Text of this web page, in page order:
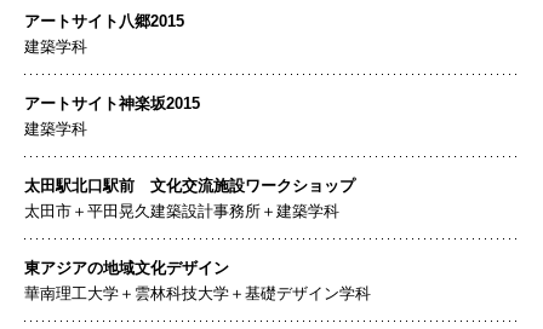
アートサイト八郷2015
建築学科
アートサイト神楽坂2015
建築学科
太田駅北口駅前 文化交流施設ワークショップ
太田市＋平田晃久建築設計事務所＋建築学科
東アジアの地域文化デザイン
華南理工大学＋雲林科技大学＋基礎デザイン学科